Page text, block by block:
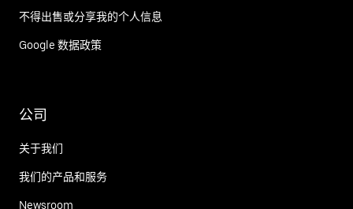
不得出售或分享我的个人信息
Google 数据政策
公司
关于我们
我们的产品和服务
Newsroom